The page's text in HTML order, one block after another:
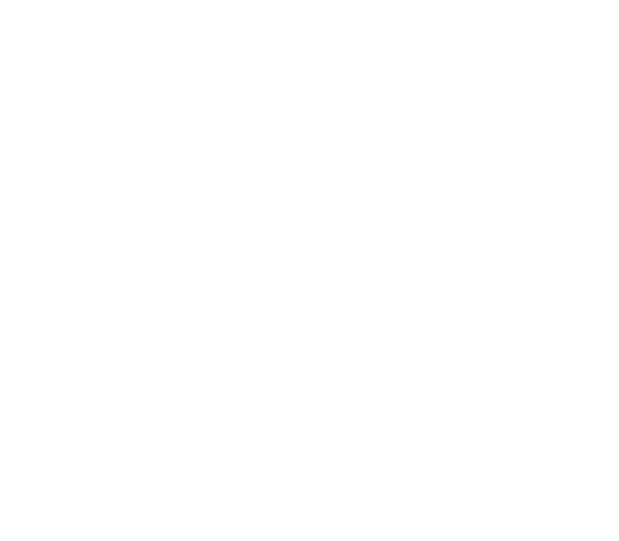
haine, incaltaminte, coafuri, tunsori, desene de colorat, poze cu modele de manichiuri!❤️